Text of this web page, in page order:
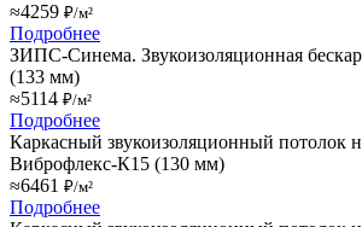
≈4259 ₽/м²
Подробнее
ЗИПС-Синема. Звукоизоляционная
(133 мм)
≈5114 ₽/м²
Подробнее
Каркасный звукоизоляционный потолок
Виброфлекс-К15 (130 мм)
≈6461 ₽/м²
Подробнее